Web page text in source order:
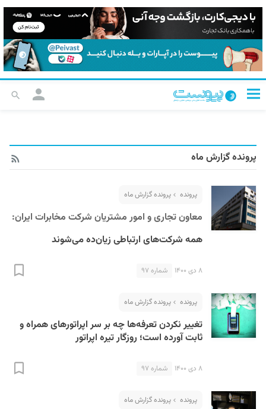
پرونده گزارش ماه
پرونده پرونده گزارش ماه
معاون تجاری و امور مشتریان شرکت مخابرات ایران:
همه شرکت‌های ارتباطی زیان‌ده می‌شوند
۸ دی ۱۴۰۰ شماره ۹۷
پرونده پرونده گزارش ماه
تغییر نکردن تعرفه‌ها چه بر سر اپراتورهای همراه و
ثابت آورده است؛ روزگار تیره اپراتور
۸ دی ۱۴۰۰ شماره ۹۷
پرونده پرونده گزارش ماه